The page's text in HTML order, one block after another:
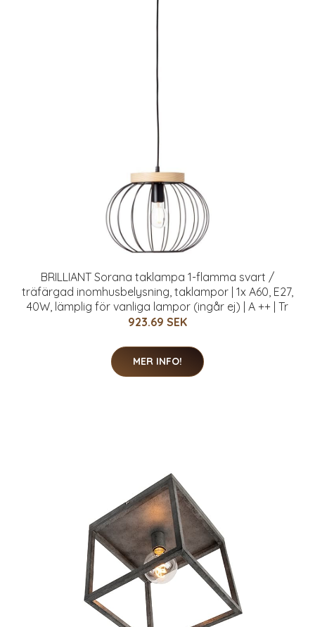
BRILLIANT Sorana taklampa 1-flamma svart /
träfärgad inomhusbelysning, taklampor | 1x A60, E27,
40W, lämplig för vanliga lampor (ingår ej) | A ++ | Tr
923.69 SEK
MER INFO!